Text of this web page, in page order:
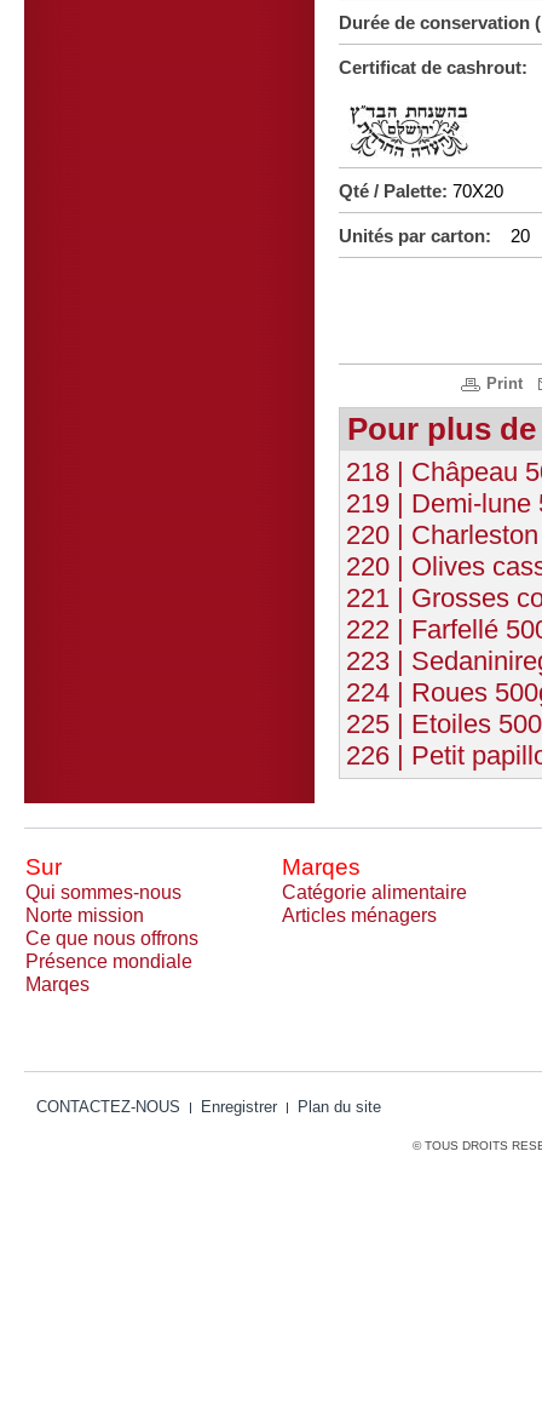
Durée de
Certificat de cashrout:
Qté / Palette: 70X20
Unités par carton: 20
Print
Pour plus
218 | Châpeau
219 | Demi-lune
220 |
220 | Olives
221 | Grosses
222 | Farfellé
223 |
224 | Roues
225 | Etoiles
226 | Petit
Sur Marqes
Qui sommes-nous
Catégorie alimentaire
Norte mission
Articles ménagers
Ce que nous offrons
Présence mondiale
Marqes
CONTACTEZ-NOUS Enregistrer Plan du site
© TOUS DROITS